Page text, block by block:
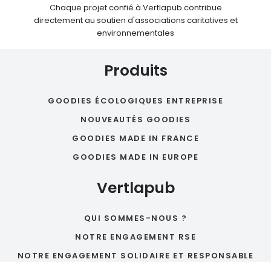
Chaque projet confié à Vertlapub contribue
directement au soutien d'associations caritatives et
environnementales
Produits
GOODIES ÉCOLOGIQUES ENTREPRISE
NOUVEAUTÉS GOODIES
GOODIES MADE IN FRANCE
GOODIES MADE IN EUROPE
Vertlapub
QUI SOMMES-NOUS ?
NOTRE ENGAGEMENT RSE
NOTRE ENGAGEMENT SOLIDAIRE ET RESPONSABLE